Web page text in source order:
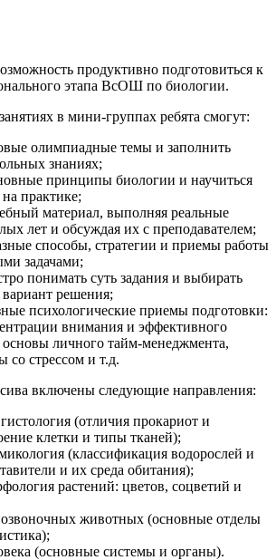
продуктивно подготовиться к
этапа ВсОШ по биологии.
в мини-группах ребята смогут:
олимпиадные темы и заполнить
знаниях;
принципы биологии и научиться
практике;
материал, выполняя реальные
лет и обсуждая их с преподавателем;
способы, стратегии и приемы работы
задачами;
понимать суть задания и выбирать
решения;
психологические приемы подготовки:
внимания и эффективного
личного тайм-менеджмента,
со стрессом и т.д.
включены следующие направления:
(отличия прокариот и
клетки и типы тканей);
(классификация водорослей и
и их среда обитания);
растений: цветов, соцветий и
животных (основные отделы
(основные системы и органы).